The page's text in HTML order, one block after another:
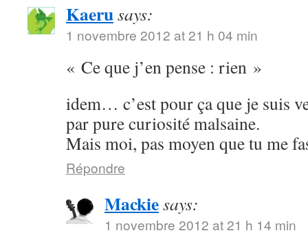
Kaerusays:
1 novembre 2012 at 21 h 04 min
« Ce que j’en pense : rien »
idem… c’est pour ça que je suis
par pure curiosité malsaine.
Mais moi, pas moyen que tu me
Répondre
Mackiesays:
1 novembre 2012 at 21 h 14 min